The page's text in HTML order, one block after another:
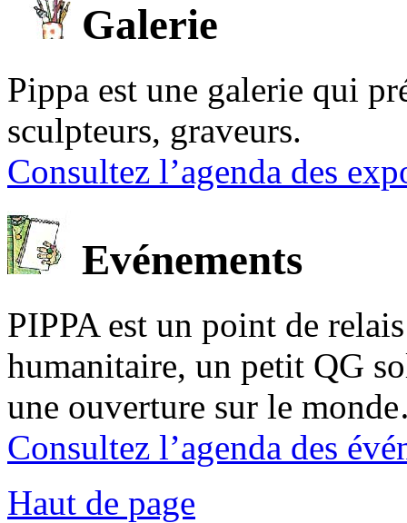
Galerie
Pippa est une galerie qui
sculpteurs, graveurs.
Consultez l’agenda des
Evénements
PIPPA est un point de
humanitaire, un petit QG
une ouverture sur le
Consultez l’agenda des
Haut de page